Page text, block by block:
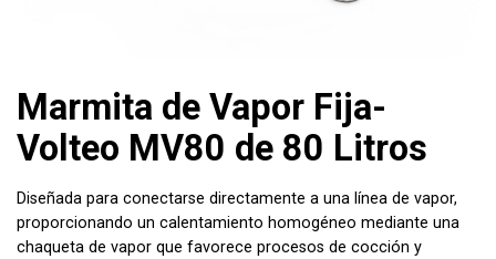
Marmita de Vapor Fija-
Volteo MV80 de 80 Litros
Diseñada para conectarse directamente a una línea de vapor,
proporcionando un calentamiento homogéneo mediante una
chaqueta de vapor que favorece procesos de cocción y